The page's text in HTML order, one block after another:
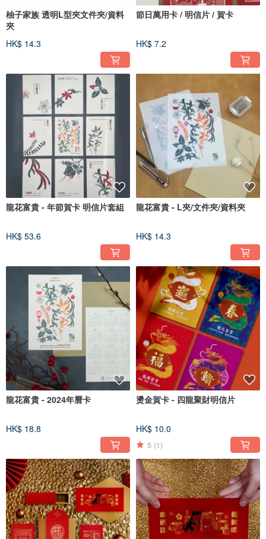
柚子家族 透明L型夾文件夾/資料
夾
HK$ 14.3
節日萬用卡 / 明信片 / 賀卡
HK$ 7.2
龍花富貴 - 年節賀卡 明信片套組
HK$ 53.6
龍花富貴 - L夾/文件夾/資料夾
HK$ 14.3
龍花富貴 - 2024年曆卡
HK$ 18.8
燙金賀卡 - 四龍聚財明信片
HK$ 10.0
5 (1)